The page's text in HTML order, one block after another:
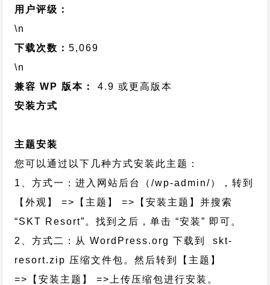
用户评级：
\n
下载次数：5,069
\n
兼容 WP 版本：
4.9 或更高版本
安装方式
主题安装
您可以通过以下几种方式安装此主题：
1、方式一：进入网站后台（/wp-admin/），转到
【外观】 =>【主题】 =>【安装主题】并搜索
“SKT Resort”。找到之后，单击 “安装” 即可。
2、方式二：从 WordPress.org 下载到 skt-
resort.zip 压缩文件包。然后转到【主题】
=>【安装主题】 =>上传压缩包进行安装。